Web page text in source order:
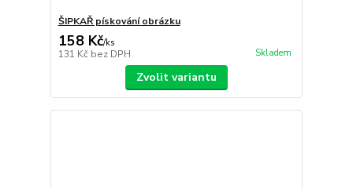
ŠIPKAŘ pískování obrázku
158 Kč/ks
131 Kč bez DPH Skladem
Zvolit variantu